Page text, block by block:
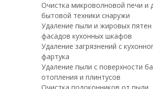
Очистка микроволновой печи и
бытовой техники снаружи
Удаление пыли и жировых пятен
фасадов кухонных шкафов
Удаление загрязнений с
фартука
Удаление пыли с поверхности
отопления и плинтусов